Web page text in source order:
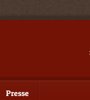
Presse